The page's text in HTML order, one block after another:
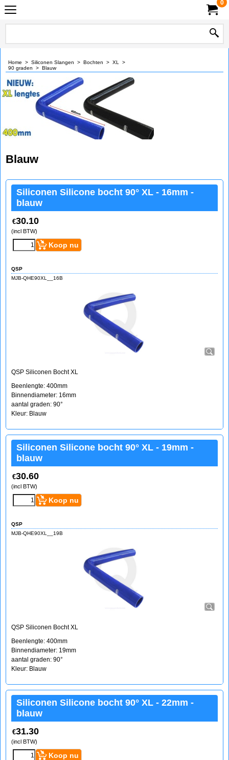
0
Home > Siliconen Slangen > Bochten > XL
>
90 graden > Blauw
Blauw
Siliconen Silicone bocht 90° XL - 16mm -
blauw
€30.10
(incl BTW)
Koop nu
QSP
MJB-QHE90XL__16B
QSP Siliconen Bocht XL
Beenlengte: 400mm
Binnendiameter: 16mm
aantal graden: 90°
Kleur: Blauw
Siliconen Silicone bocht 90° XL - 19mm -
blauw
€30.60
(incl BTW)
Koop nu
QSP
MJB-QHE90XL__19B
QSP Siliconen Bocht XL
Beenlengte: 400mm
Binnendiameter: 19mm
aantal graden: 90°
Kleur: Blauw
Siliconen Silicone bocht 90° XL - 22mm -
blauw
€31.30
(incl BTW)
Koop nu